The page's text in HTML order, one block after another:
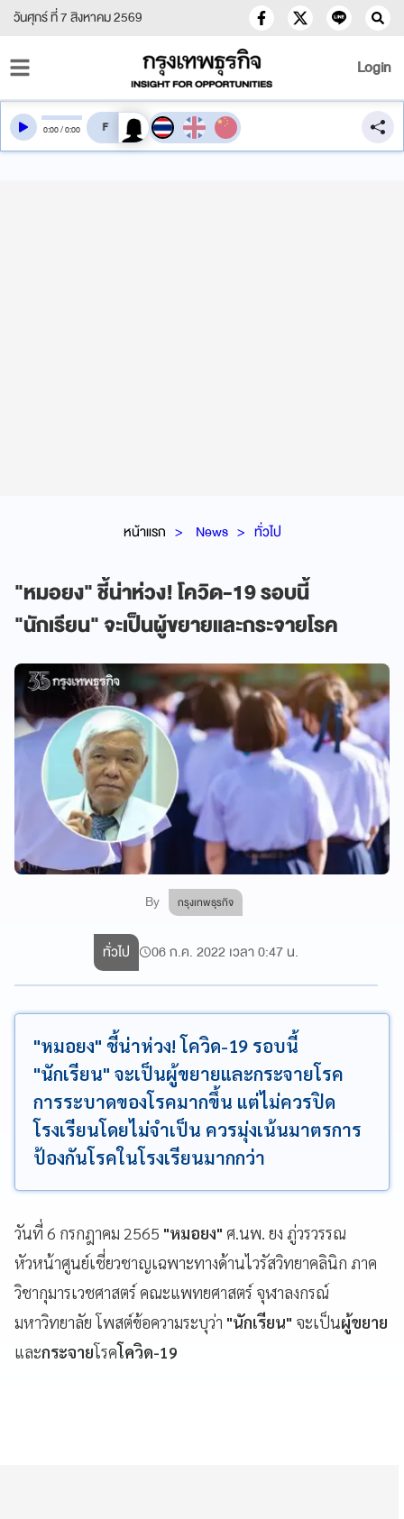
วันศุกร์ ที่ 7 สิงหาคม 2569
Login
หน้าแรก News ทั่วไป
"หมอยง" ชี้น่าห่วง! โควิด-19 รอบนี้
"นักเรียน" จะเป็นผู้ขยายและกระจายโรค
By กรุงเทพธุรกิจ
0:00/0:00 สลับเสียงอ่าน
ทั่วไป 06 ก.ค. 2022 เวลา 0:47 น.
"หมอยง" ชี้น่าห่วง! โควิด-19 รอบนี้
"นักเรียน" จะเป็นผู้ขยายและกระจายโรค
การระบาดของโรคมากขึ้น แต่ไม่ควรปิด
โรงเรียนโดยไม่จำเป็น ควรมุ่งเน้นมาตรการ
ป้องกันโรคในโรงเรียนมากกว่า
วันที่ 6 กรกฎาคม 2565 "หมอยง" ศ.นพ. ยง ภู่วรวรรณ
หัวหน้าศูนย์เชี่ยวชาญเฉพาะทางด้านไวรัสวิทยาคลินิก ภาค
วิชากุมารเวชศาสตร์ คณะแพทยศาสตร์ จุฬาลงกรณ์
มหาวิทยาลัย โพสต์ข้อความระบุว่า "นักเรียน" จะเป็นผู้ขยาย
และกระจายโรคโควิด-19